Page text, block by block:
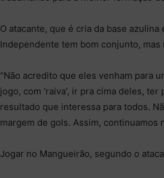
O atacante, que é cria da base
Independente tem bom conjunto, mas
“Não acredito que eles venham para
jogo, com ‘raiva’, ir pra cima deles,
resultado que interessa para todos.
margem de gols. Assim, continuamos
Jogar no Mangueirão, segundo o